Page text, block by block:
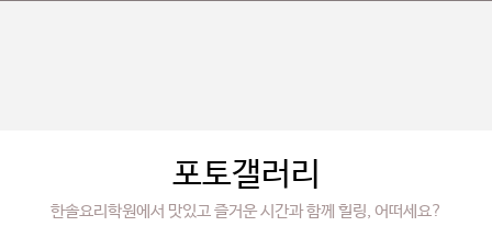
포토갤러리
한솔요리학원에서 맛있고 즐거운 시간과 함께 힐링, 어떠세요?